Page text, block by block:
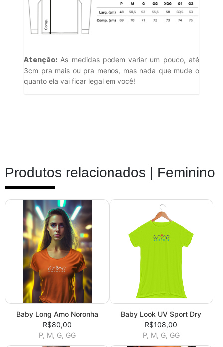
Atenção: As medidas podem variar um pouco, até
3cm pra mais ou pra menos, mas nada que mude o
quanto ela vai ficar legal em você!
Produtos relacionados | Feminino
Baby Long Amo Noronha
R$80,00
P, M, G, GG
Baby Look UV Sport Dry
R$108,00
P, M, G, GG